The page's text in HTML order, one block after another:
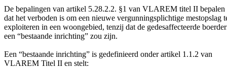
De bepalingen van artikel 5.28.2.2. §1 van VLAREM titel II bepalen
dat het verboden is om een nieuwe vergunningsplichtige mestopslag
exploiteren in een woongebied, tenzij dat de gedesaffecteerde
een “bestaande inrichting” zou zijn.
Een “bestaande inrichting” is gedefinieerd onder artikel 1.1.2 van
VLAREM Titel II en stelt: